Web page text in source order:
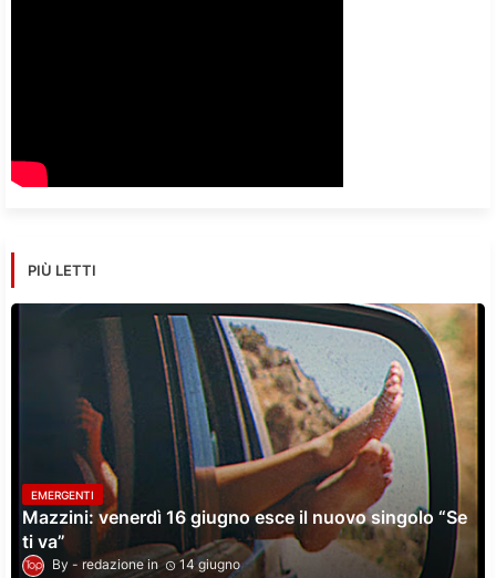
PIÙ LETTI
EMERGENTI
Mazzini: venerdì 16 giugno esce il nuovo singolo “Se
ti va”
redazione 14 giugno